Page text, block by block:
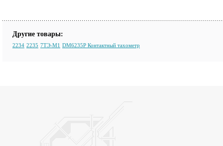
Другие товары:
2234 2235 7ТЭ-М1 DM6235P Контактный тахометр